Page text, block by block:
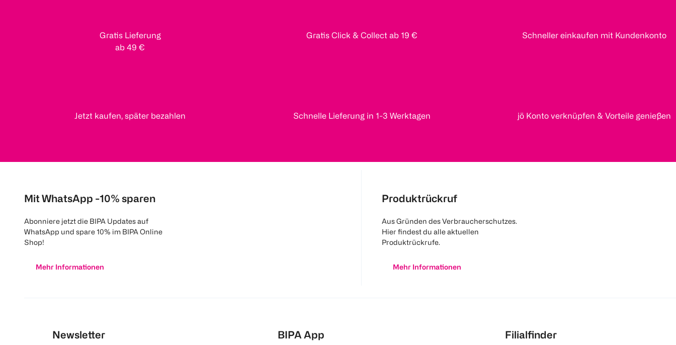
Gratis Lieferung
ab 49 €
Gratis Click & Collect ab 19 € Schneller einkaufen mit Kundenkonto
Jetzt kaufen, später bezahlen Schnelle Lieferung in 1-3 Werktagen jö Konto verknüpfen & Vorteile genießen
Mit WhatsApp -10% sparen
Abonniere jetzt die BIPA Updates auf
WhatsApp und spare 10% im BIPA Online
Shop!
Mehr Informationen
Produktrückruf
Aus Gründen des Verbraucherschutzes.
Hier findest du alle aktuellen
Produktrückrufe.
Mehr Informationen
Newsletter BIPA App Filialfinder